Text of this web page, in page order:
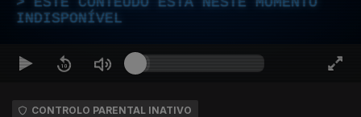
INDISPONÍVEL
CONTROLO PARENTAL INATIVO